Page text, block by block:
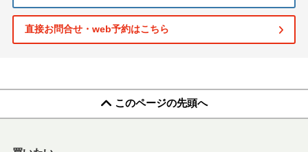
直接お問合せ・web予約はこちら
このページの先頭へ